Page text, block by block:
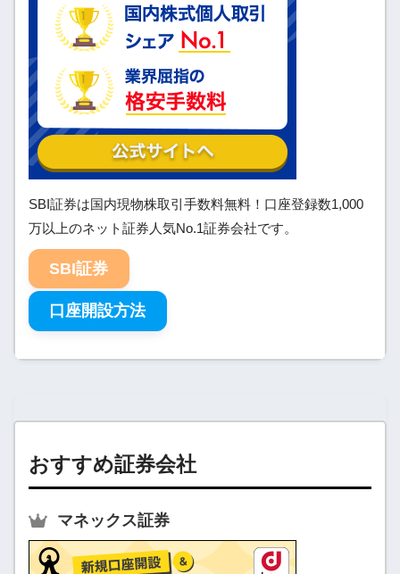
SBI証券は国内現物株取引手数料無料！口座登録数1,000
万以上のネット証券人気No.1証券会社です。
SBI証券
口座開設方法
おすすめ証券会社
マネックス証券